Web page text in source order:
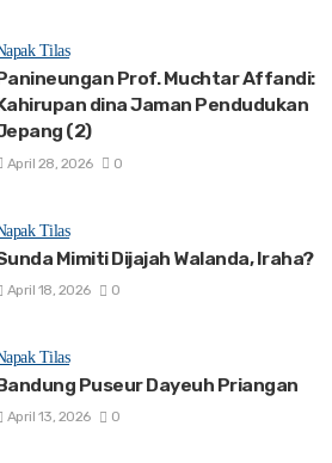
Tilas
Prof. Muchtar Affandi:
dina Jaman Pendudukan
(2)
April 28, 2026 0
Tilas
Mimiti Dijajah Walanda, Iraha?
April 18, 2026 0
Tilas
Puseur Dayeuh Priangan
April 13, 2026 0